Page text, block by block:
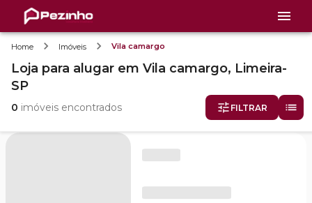
Home Imóveis Vila camargo
Loja para alugar em Vila camargo, Limeira-
SP
0 imóveis encontrados FILTRAR